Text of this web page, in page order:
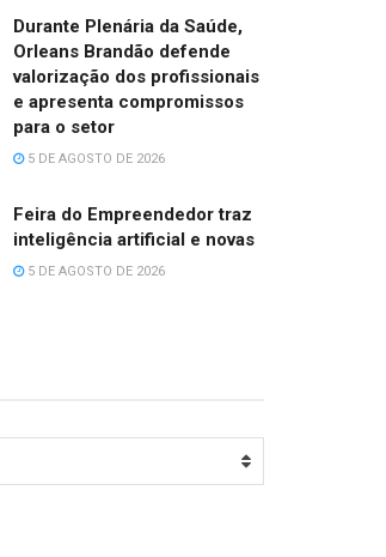
Durante Plenária da Saúde,
Orleans Brandão defende
valorização dos profissionais
e apresenta compromissos
para o setor
5 DE AGOSTO DE 2026
Feira do Empreendedor traz
inteligência artificial e novas
5 DE AGOSTO DE 2026